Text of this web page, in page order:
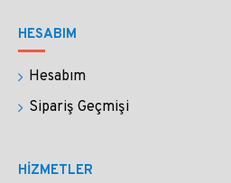
HESABIM
Hesabım
Sipariş Geçmişi
HİZMETLER